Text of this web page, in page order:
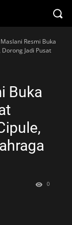
Resmi Buka
Jadi Pusat
Buka
0